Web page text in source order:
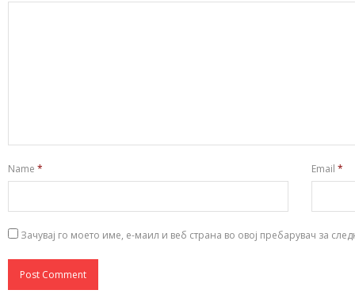
Name * Email*
Зачувај го моето име, е-маил и веб страна во овој пребарувач за